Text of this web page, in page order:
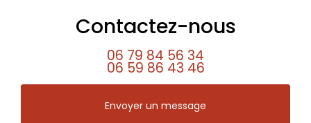
Contactez-nous
06 79 84 56 34
06 59 86 43 46
Envoyer un message